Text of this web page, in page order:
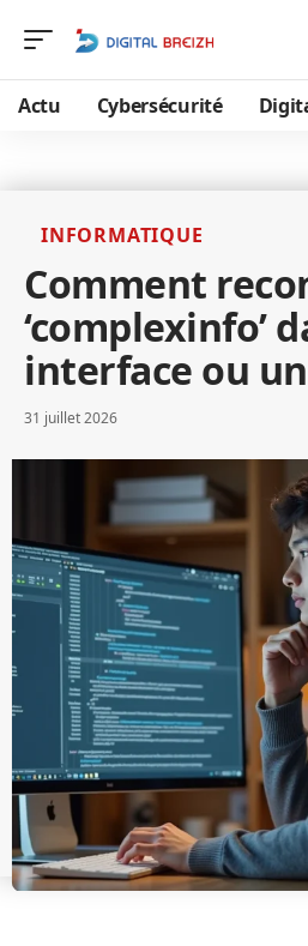
Actu Cybersécurité
INFORMATIQUE
Comment
‘complexinfo’
interface ou
31 juillet 2026